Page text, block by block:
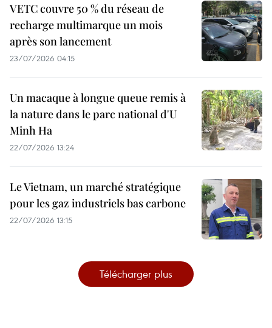
VETC couvre 50 % du réseau de
recharge multimarque un mois
après son lancement
23/07/2026 04:15
Un macaque à longue queue remis à
la nature dans le parc national d'U
Minh Ha
22/07/2026 13:24
Le Vietnam, un marché stratégique
pour les gaz industriels bas carbone
22/07/2026 13:15
Télécharger plus